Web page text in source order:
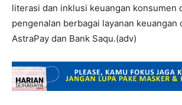
literasi dan inklusi keuangan konsumen
pengenalan berbagai layanan
AstraPay dan Bank Saqu.(adv)